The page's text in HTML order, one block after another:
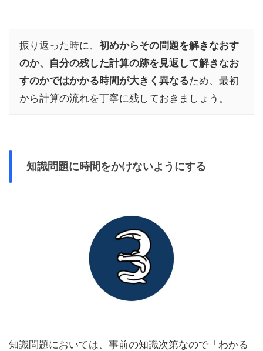
振り返った時に、 初めからその問題を解きなおす
のか、自分の残した計算の跡を見返して解きなお
すのかではかかる時間が大きく異なるため、最初
から計算の流れを丁寧に残しておきましょう。
知識問題に時間をかけないようにする
知識問題においては、事前の知識次第なので「わかる